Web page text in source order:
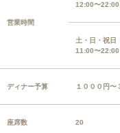
営業時間
12:00〜22:00
土・日・祝日
11:00〜22:00
ディナー予算 １０００円〜
座席数 20